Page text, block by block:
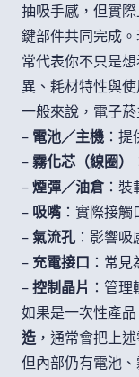
抽吸手感，但實
鍵部件共同完成
常代表你不只是
異、耗材特性與使
一般來說，電子
– 電池／主機 ：
–霧化芯（線圈）
–煙彈／油倉 ：
– 吸嘴 ：實際接
–氣流孔 ：影響
– 充電接口 ：常
–控制晶片 ：管
如果是一次性產
造 ，通常會把上
但內部仍有電池